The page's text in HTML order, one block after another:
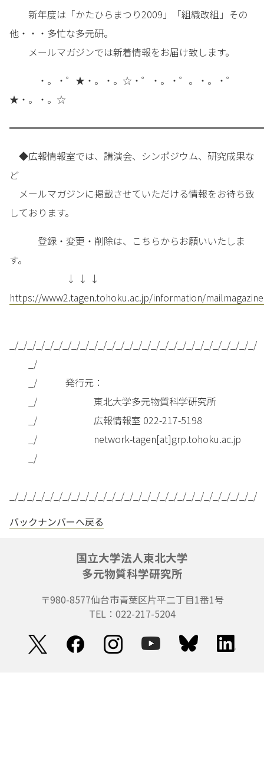
新年度は「かたひらまつり2009」「組織改組」その
他・・・多忙な多元研。
メールマガジンでは新着情報をお届け致します。
・。・゜★・。・。☆・゜・。・゜。・。・゜
★・。・。☆
◆広報情報室では、講演会、シンポジウム、研究成果な
ど
メールマガジンに掲載させていただける情報をお待ち致
しております。
登録・変更・削除は、こちらからお願いいたしま
す。
↓ ↓ ↓
https://www2.tagen.tohoku.ac.jp/information/
_/_/_/_/_/_/_/_/_/_/_/_/_/_/_/_/_/_/_/_/_/_/_/_/_/_/_/_/
_/
_/ 発行元：
_/ 東北大学多元物質科学研究所
_/ 広報情報室 022-217-5198
_/ network-tagen[at]grp.tohoku.ac.jp
_/
_/_/_/_/_/_/_/_/_/_/_/_/_/_/_/_/_/_/_/_/_/_/_/_/_/_/_/_/
バックナンバーへ戻る
国立大学法人東北大学
多元物質科学研究所
〒980-8577仙台市青葉区片平二丁目1番1号
TEL：022-217-5204